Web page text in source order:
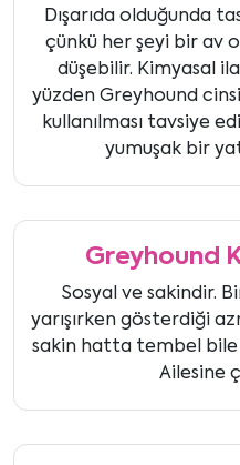
Dışarıda olduğunda
çünkü her şeyi bir av
düşebilir. Kimyasal
yüzden Greyhound
kullanılması tavsiye
yumuşak bir
Greyhound
Sosyal ve sakindir.
yarışırken gösterdiği
sakin hatta tembel bile
Ailesine